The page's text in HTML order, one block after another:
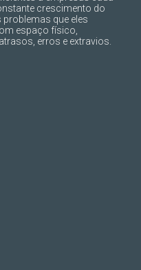
crescimento do
que eles
espaço físico,
erros e extravios.